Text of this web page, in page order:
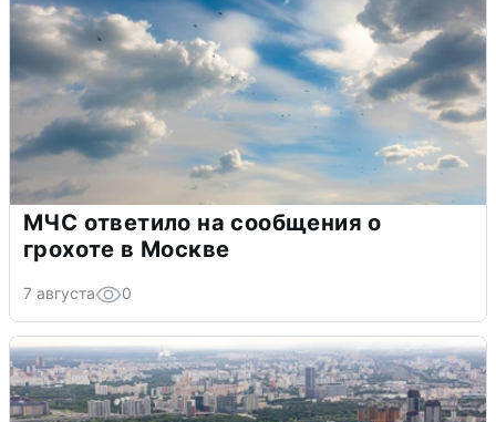
МЧС ответило на сообщения о
грохоте в Москве
7 августа 0